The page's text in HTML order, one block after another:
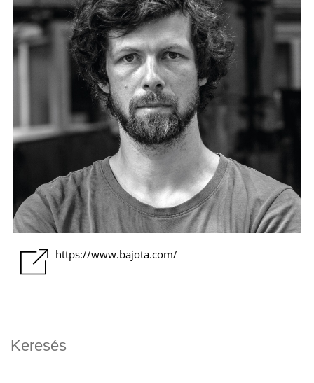
https://www.bajota.com/